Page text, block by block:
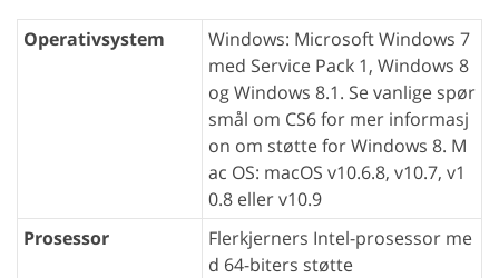
Operativsystem
Windows: Microsoft Windows 7
med Service Pack 1, Windows 8
og Windows 8.1. Se vanlige spør
smål om CS6 for mer informasj
on om støtte for Windows 8. M
ac OS: macOS v10.6.8, v10.7, v1
0.8 eller v10.9
Prosessor
Flerkjerners Intel-prosessor me
d 64-biters støtte